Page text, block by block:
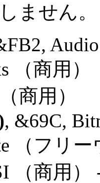
ません。
（商用）
商用）
, &69C,
（フリ
（商用